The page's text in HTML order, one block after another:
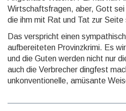
Wirtschaftsfragen, aber, Gott
die ihm mit Rat und Tat zur Seite
Das verspricht einen
aufbereiteten Provinzkrimi. Es
und die Guten werden nicht nur
auch die Verbrecher dingfest
unkonventionelle, amüsante